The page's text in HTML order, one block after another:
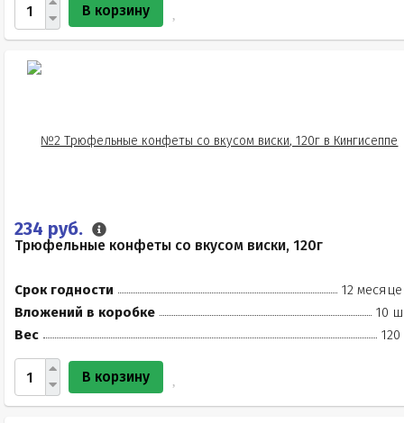
В корзину
234 руб.
Трюфельные конфеты со вкусом виски, 120г
Срок годности
12
Вложений в коробке
10
Вес
120
В корзину